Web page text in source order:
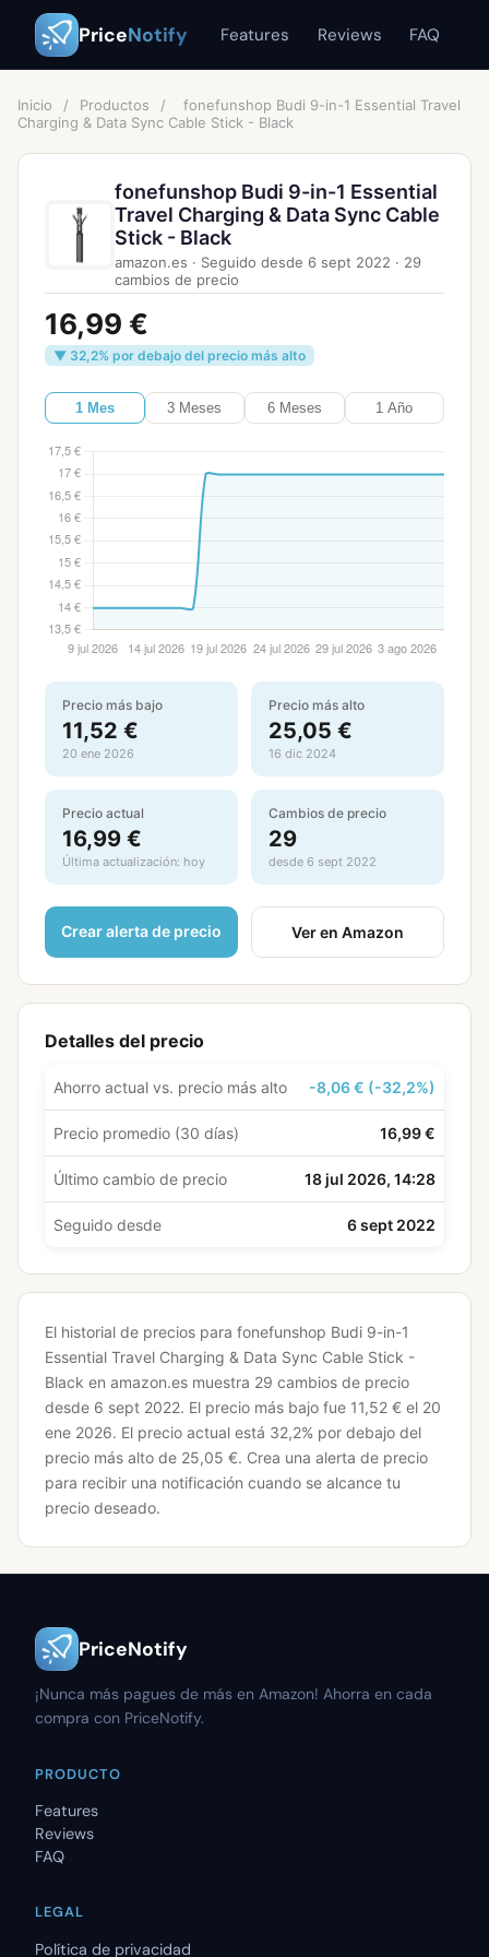
PriceNotify Features Reviews FAQ
Inicio / Productos /
fonefunshop Budi 9-in-1 Essential Travel
Charging & Data Sync Cable Stick - Black
fonefunshop Budi 9-in-1 Essential
Travel Charging & Data Sync Cable
Stick - Black
amazon.es · Seguido desde 6 sept 2022 · 29
cambios de precio
16,99 €
▼ 32,2% por debajo del precio más alto
1 Mes 3 Meses 6 Meses 1 Año
Precio más bajo
11,52 €
20 ene 2026
Precio más alto
25,05 €
16 dic 2024
Precio actual
16,99 €
Última actualización: hoy
Cambios de precio
29
desde 6 sept 2022
Crear alerta de precio Ver en Amazon
Detalles del precio
Ahorro actual vs. precio más alto -8,06 € (-32,2%)
Precio promedio (30 días) 16,99 €
Último cambio de precio 18 jul 2026, 14:28
Seguido desde 6 sept 2022
El historial de precios para fonefunshop Budi 9-in-1
Essential Travel Charging & Data Sync Cable Stick -
Black en amazon.es muestra 29 cambios de precio
desde 6 sept 2022. El precio más bajo fue 11,52 € el 20
ene 2026. El precio actual está 32,2% por debajo del
precio más alto de 25,05 €. Crea una alerta de precio
para recibir una notificación cuando se alcance tu
precio deseado.
PriceNotify
¡Nunca más pagues de más en Amazon! Ahorra en cada
compra con PriceNotify.
PRODUCTO
Features
Reviews
FAQ
LEGAL
Política de privacidad